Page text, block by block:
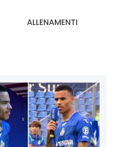
ALLENAMENTI